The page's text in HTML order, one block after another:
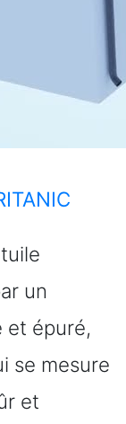
un
et épuré,
se mesure
et